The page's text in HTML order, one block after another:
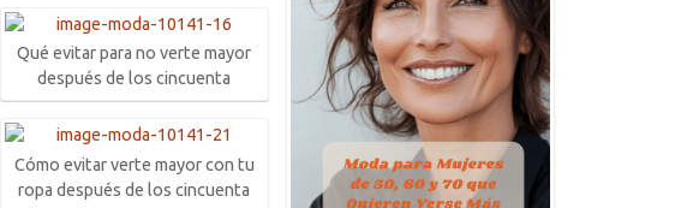
Qué evitar para no verte mayor
después de los cincuenta
Cómo evitar verte mayor con tu
ropa después de los cincuenta